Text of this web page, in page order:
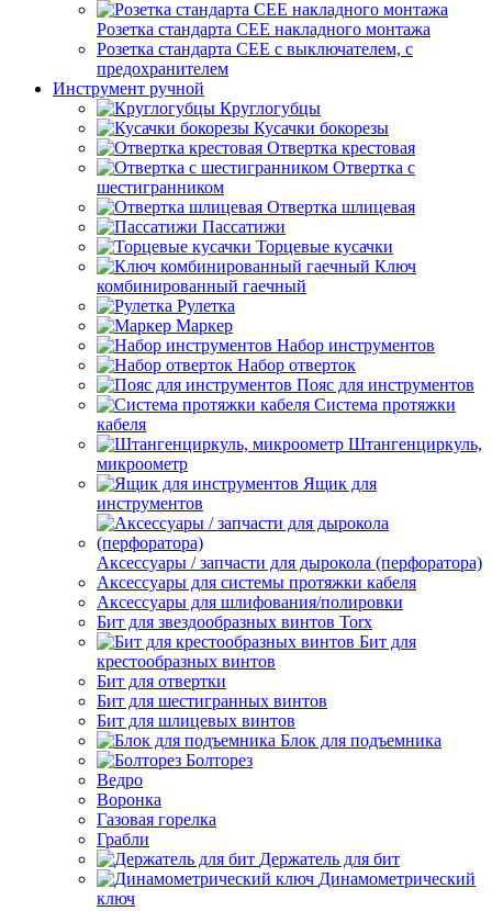
Розетка стандарта СЕЕ накладного монтажа
Розетка стандарта СЕЕ с выключателем, с
предохранителем
Инструмент ручной
Круглогубцы
Кусачки бокорезы
Отвертка крестовая
Отвертка с
шестигранником
Отвертка шлицевая
Пассатижи
Торцевые кусачки
Ключ
комбинированный гаечный
Рулетка
Маркер
Набор инструментов
Набор отверток
Пояс для инструментов
Система протяжки
кабеля
Штангенциркуль,
микроометр
Ящик для
инструментов
Аксессуары / запчасти для дырокола (перфоратора)
Аксессуары для системы протяжки кабеля
Аксессуары для шлифования/полировки
Бит для звездообразных винтов Torx
Бит для
крестообразных винтов
Бит для отвертки
Бит для шестигранных винтов
Бит для шлицевых винтов
Блок для подъемника
Болторез
Ведро
Воронка
Газовая горелка
Грабли
Держатель для бит
Динамометрический
ключ